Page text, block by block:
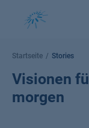
Startseite Stories
Visionen
morgen